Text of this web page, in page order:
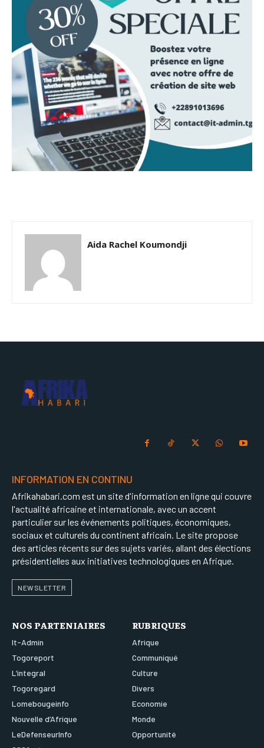
Aida Rachel Koumondji
INFORMATION EN CONTINU
Afrikahabari.com est un site d'information en ligne qui couvre
l'actualité africaine et internationale, avec un accent
particulier sur les événements politiques, économiques,
sociaux et culturels du continent africain. Le site propose
des articles récents sur des sujets variés, allant des élections
présidentielles aux initiatives technologiques en Afrique.
NEWSLETTER
NOS PARTENIAIRES
It-Admin
Togoreport
L’integral
Togoregard
Lomebougeinfo
Nouvelle d’Afrique
LeDefenseurInfo
RUBRIQUES
Afrique
Communiqué
Culture
Divers
Economie
Monde
Opportunité